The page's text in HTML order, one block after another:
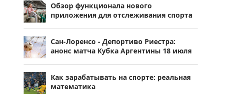
Обзор функционала нового
приложения для отслеживания спорта
Сан-Лоренсо - Депортиво Риестра:
анонс матча Кубка Аргентины 18 июля
Как зарабатывать на спорте: реальная
математика